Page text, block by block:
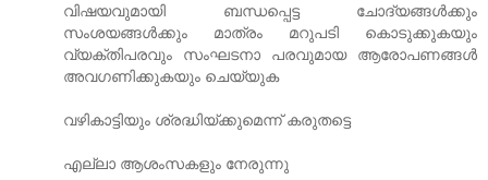
വിഷയവുമായി ബന്ധപ്പെട്ട ചോദ്യങ്ങള്‍ക്കും
സംശയങ്ങള്‍ക്കും മാത്രം മറുപടി കൊടുക്കുകയും
വ്യക്തിപരവും സംഘടനാ പരവുമായ ആരോപണങ്ങള്‍
അവഗണിക്കുകയും ചെയ്യുക
വഴികാട്ടിയും ശ്രദ്ധിയ്ക്കുമെന്ന് കരുതട്ടെ
എല്ലാ ആശംസകളും നേരുന്നു